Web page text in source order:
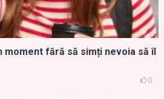
moment fără să simți nevoia să îl
0